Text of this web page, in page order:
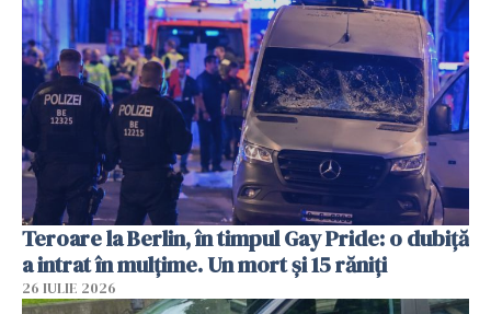
Teroare la Berlin, în timpul Gay Pride: o dubiță
a intrat în mulțime. Un mort și 15 răniți
26 IULIE 2026